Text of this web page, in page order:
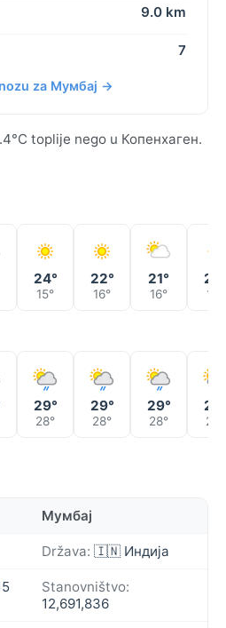
9.0 km
7
za Мумбај →
toplije nego u Копенхаген.
24°
15°
22°
16°
21°
16° 16°
29°
28°
29°
28°
29°
28° 28°
Мумбај
Država: 🇮🇳 Индија
Stanovništvo:
12,691,836